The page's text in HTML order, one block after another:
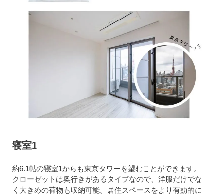
寝室1
約6.1帖の寝室1からも東京タワーを望むことができます。
クローゼットは奥行きがあるタイプなので、洋服だけでな
く大きめの荷物も収納可能。居住スペースをより有効的に